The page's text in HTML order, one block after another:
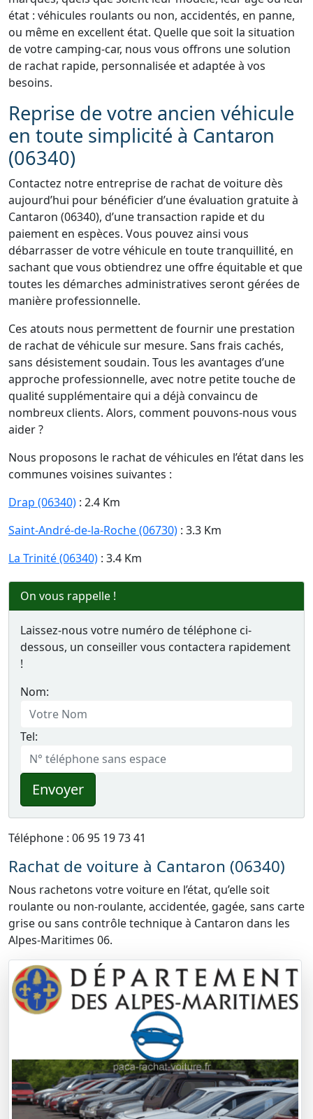
état : véhicules roulants ou non, accidentés, en panne,
ou même en excellent état. Quelle que soit la situation
de votre camping-car, nous vous offrons une solution
de rachat rapide, personnalisée et adaptée à vos
besoins.
Reprise de votre ancien véhicule
en toute simplicité à Cantaron
(06340)
Contactez notre entreprise de rachat de voiture dès
aujourd’hui pour bénéficier d’une évaluation gratuite à
Cantaron (06340), d’une transaction rapide et du
paiement en espèces. Vous pouvez ainsi vous
débarrasser de votre véhicule en toute tranquillité, en
sachant que vous obtiendrez une offre équitable et que
toutes les démarches administratives seront gérées de
manière professionnelle.
Ces atouts nous permettent de fournir une prestation
de rachat de véhicule sur mesure. Sans frais cachés,
sans désistement soudain. Tous les avantages d’une
approche professionnelle, avec notre petite touche de
qualité supplémentaire qui a déjà convaincu de
nombreux clients. Alors, comment pouvons-nous vous
aider ?
Nous proposons le rachat de véhicules en l’état dans les
communes voisines suivantes :
Drap (06340) : 2.4 Km
Saint-André-de-la-Roche (06730) : 3.3 Km
La Trinité (06340) : 3.4 Km
On vous rappelle !
Laissez-nous votre numéro de téléphone ci-
dessous, un conseiller vous contactera rapidement
!
Nom:
Tel:
Envoyer
Téléphone : 06 95 19 73 41
Rachat de voiture à Cantaron (06340)
Nous rachetons votre voiture en l’état, qu’elle soit
roulante ou non-roulante, accidentée, gagée, sans carte
grise ou sans contrôle technique à Cantaron dans les
Alpes-Maritimes 06.